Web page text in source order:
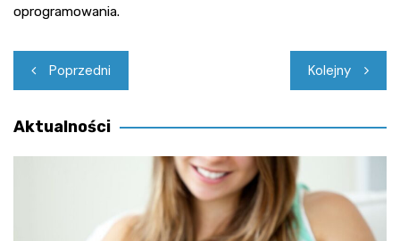
oprogramowania.
Nawigacja
wpisu
Poprzedni Kolejny
Aktualności